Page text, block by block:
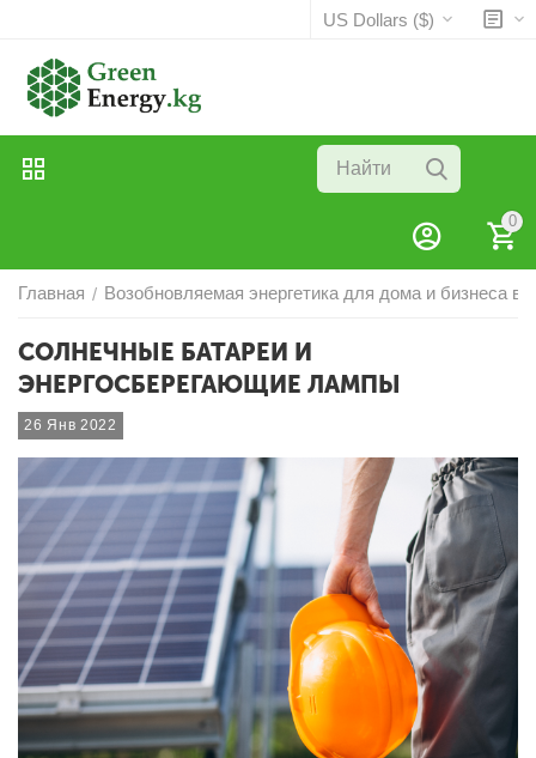
US Dollars ($)
0
Главная / Возобновляемая энергетика для дома и бизнеса в
СОЛНЕЧНЫЕ БАТАРЕИ И
ЭНЕРГОСБЕРЕГАЮЩИЕ ЛАМПЫ
26 Янв 2022